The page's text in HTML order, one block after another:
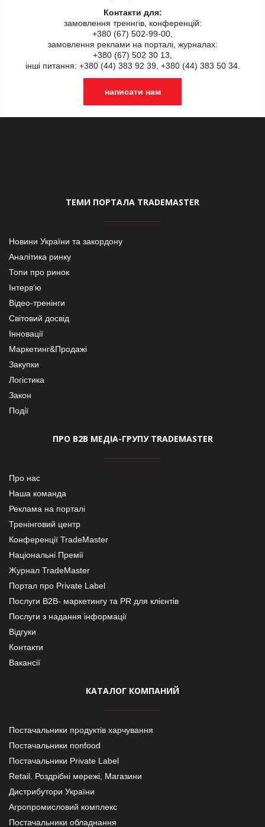
Контакти для:
замовлення треннгів, конференцій:
+380 (67) 502-99-00,
замовлення реклами на порталі, журналах:
+380 (67) 502 30 13,
інші питання: +380 (44) 383 92 39, +380 (44) 383 50 34.
написати нам
ТЕМИ ПОРТАЛА TRADEMASTER
Новини України та закордону
Аналітика ринку
Топи про ринок
Інтерв’ю
Відео-тренінги
Світовий досвід
Інновації
Маркетинг&Продажі
Закупки
Логістика
Закон
Події
ПРО В2В МЕДІА-ГРУПУ TRADEMASTER
Про нас
Наша команда
Реклама на порталі
Тренінговий центр
Конференції TradeMaster
Національні Премії
Журнал TradeMaster
Портал про Private Label
Послуги В2В- маркетингу та PR для клієнтів
Послуги з надання інформації
Відгуки
Контакти
Вакансії
КАТАЛОГ КОМПАНИЙ
Постачальники продуктів харчування
Постачальники nonfood
Постачальники Private Label
Retail. Роздрібні мережі, Магазини
Дистрибутори України
Агропромисловий комплекс
Постачальники обладнання